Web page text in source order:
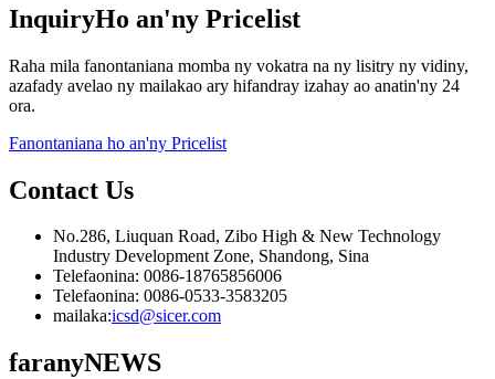
InquiryHo an'ny Pricelist
Raha mila fanontaniana momba ny vokatra na ny lisitry ny vidiny,
azafady avelao ny mailakao ary hifandray izahay ao anatin'ny 24
ora.
Fanontaniana ho an'ny Pricelist
Contact Us
No.286, Liuquan Road, Zibo High & New Technology
Industry Development Zone, Shandong, Sina
Telefaonina: 0086-18765856006
Telefaonina: 0086-0533-3583205
mailaka:icsd@sicer.com
faranyNEWS